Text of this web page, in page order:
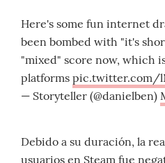
Here's some fun internet
been bombed with "it's
"mixed" score now, which
platforms pic.twitter.com/
— Storyteller (@danielben)
Debido a su duración, la
usuarios en Steam fue